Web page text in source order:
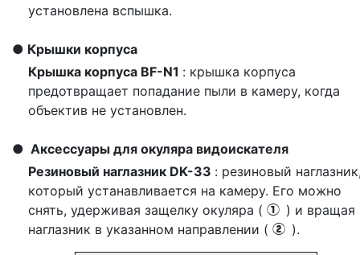
установлена вспышка.
Крышки корпуса
Крышка корпуса BF-N1 : крышка корпуса
предотвращает попадание пыли в камеру, когда
объектив не установлен.
Аксессуары для окуляра видоискателя
Резиновый наглазник DK-33 : резиновый
который устанавливается на камеру. Его можно
снять, удерживая защелку окуляра ( q ) и вращая
наглазник в указанном направлении ( w ).